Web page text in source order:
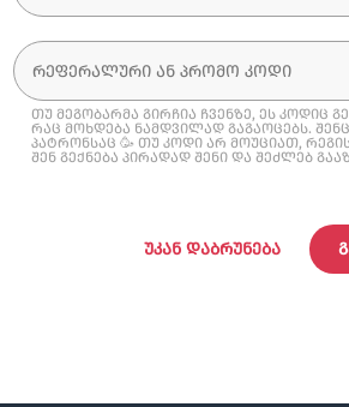
თუ მეგობარმა გირჩია ჩვენზე, ეს კოდიც
რაც მოხდება ნამდვილად გაგაოცებს.
პატრონსაც 🥳 თუ კოდი არ მოუციათ,
შენ გექნება პირადად შენი და შეძლებ
ᲣᲙᲐᲜ ᲓᲐᲑᲠᲣᲜᲔᲑᲐ